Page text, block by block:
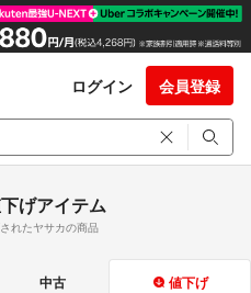
ログイン 会員登録
げアイテム
れたヤサカの商品
中古 値下げ